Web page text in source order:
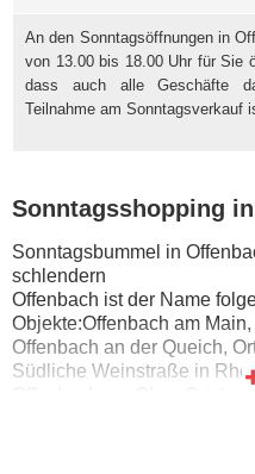
An den Sonntagsöffnungen in
von 13.00 bis 18.00 Uhr für Sie
dass auch alle Geschäfte
Teilnahme am Sonntagsverkauf
Sonntagsshopping
Sonntagsbummel in
schlendern
Offenbach ist der Name
Objekte:Offenbach am
Offenbach an der Queich,
Südliche Weinstraße in